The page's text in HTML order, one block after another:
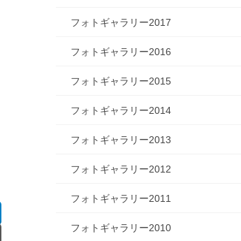
フォトギャラリー2017
フォトギャラリー2016
フォトギャラリー2015
フォトギャラリー2014
フォトギャラリー2013
フォトギャラリー2012
フォトギャラリー2011
フォトギャラリー2010